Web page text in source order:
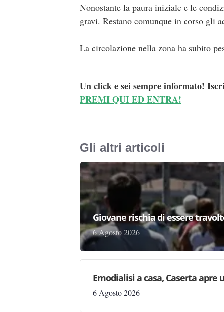
Nonostante la paura iniziale e le
gravi. Restano comunque in corso gli
La circolazione nella zona ha subito
Un click e sei sempre informato!
PREMI QUI ED ENTRA!
Gli altri articoli
Giovane rischia di essere
6 Agosto 2026
Emodialisi a casa, Caserta apre
6 Agosto 2026